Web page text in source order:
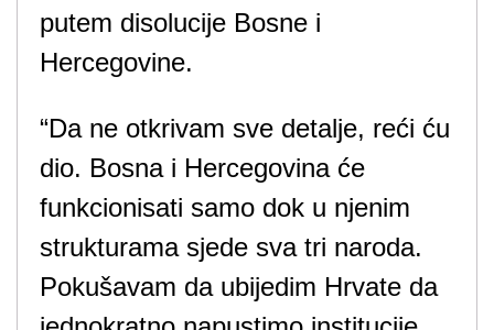
putem disolucije Bosne i
Hercegovine.
“Da ne otkrivam sve detalje, reći ću
dio. Bosna i Hercegovina će
funkcionisati samo dok u njenim
strukturama sjede sva tri naroda.
Pokušavam da ubijedim Hrvate da